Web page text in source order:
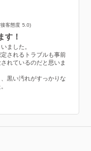
接客態度 5.0
す！
ました。
されるトラブルも事前
れているのだと思いま
黒い汚れがすっかりな